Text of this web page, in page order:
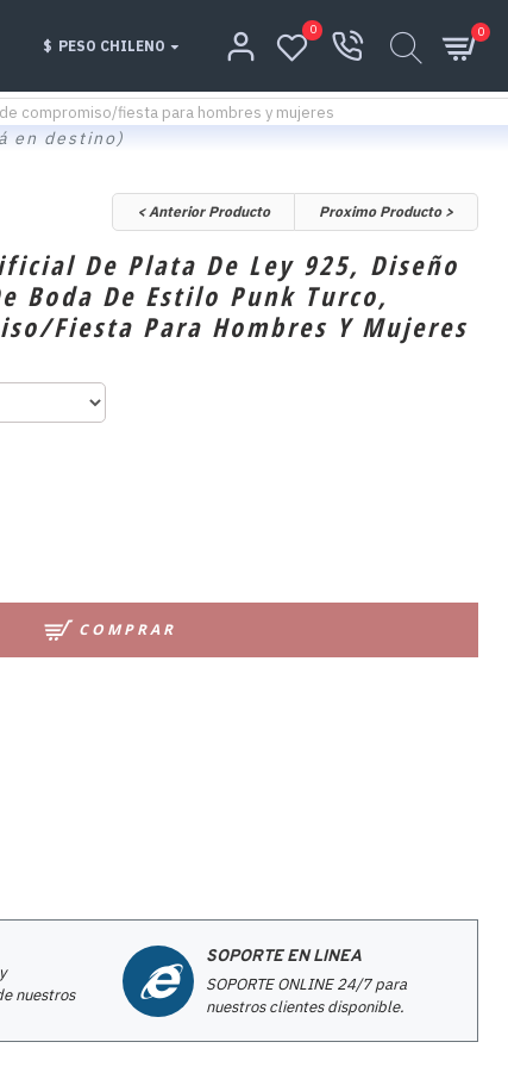
$ PESO CHILENO
0 0
compromiso/fiesta para hombres y mujeres
en destino)
< Anterior Producto Proximo Producto >
De Plata De Ley 925, Diseño
Boda De Estilo Punk Turco,
fiesta Para Hombres Y Mujeres
COMPRAR
nuestros
SOPORTE EN LINEA
SOPORTE ONLINE 24/7 para
nuestros clientes disponible.